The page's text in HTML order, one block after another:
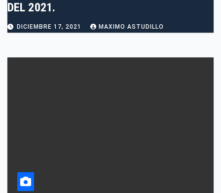
DEL 2021.
DICIEMBRE 17, 2021 MAXIMO ASTUDILLO